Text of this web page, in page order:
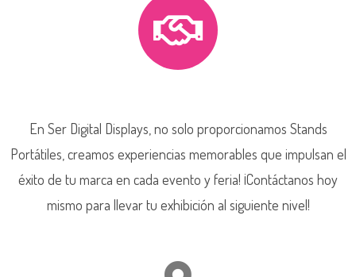
En Ser Digital Displays, no solo proporcionamos Stands
Portátiles, creamos experiencias memorables que impulsan el
éxito de tu marca en cada evento y feria! ¡Contáctanos hoy
mismo para llevar tu exhibición al siguiente nivel!